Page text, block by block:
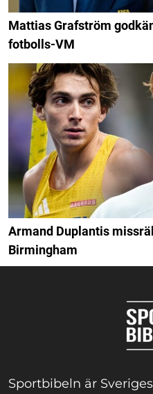
Mattias Grafström
fotbolls-VM
Armand Duplantis
Birmingham
Sportbibeln är